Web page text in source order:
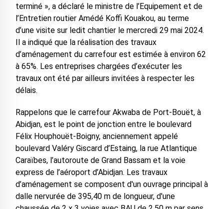
terminé », a déclaré le ministre de l’Equipement et de
l’Entretien routier Amédé Koffi Kouakou, au terme
d’une visite sur ledit chantier le mercredi 29 mai 2024.
Il a indiqué que la réalisation des travaux
d’aménagement du carrefour est estimée à environ 62
à 65%. Les entreprises chargées d’exécuter les
travaux ont été par ailleurs invitées à respecter les
délais.
Rappelons que le carrefour Akwaba de Port-Bouët, à
Abidjan, est le point de jonction entre le boulevard
Félix Houphouët-Boigny, anciennement appelé
boulevard Valéry Giscard d’Estaing, la rue Atlantique
Caraïbes, l’autoroute de Grand Bassam et la voie
express de l’aéroport d’Abidjan. Les travaux
d’aménagement se composent d'un ouvrage principal à
dalle nervurée de 395,40 m de longueur, d'une